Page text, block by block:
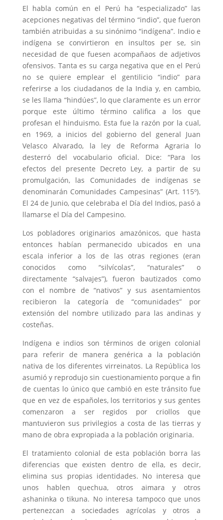
El habla común en el Perú ha “especializado” las
acepciones negativas del término “indio”, que fueron
también atribuidas a su sinónimo “indígena”. Indio e
indígena se convirtieron en insultos per se, sin
necesidad de que fuesen acompañaos de adjetivos
ofensivos. Tanta es su carga negativa que en el Perú
no se quiere emplear el gentilicio “indio” para
referirse a los ciudadanos de la India y, en cambio,
se les llama “hindúes”, lo que claramente es un error
porque este último término califica a los que
profesan el hinduismo. Esta fue la razón por la cual,
en 1969, a inicios del gobierno del general Juan
Velasco Alvarado, la ley de Reforma Agraria lo
desterró del vocabulario oficial. Dice: “Para los
efectos del presente Decreto Ley, a partir de su
promulgación, las Comunidades de indígenas se
denominarán Comunidades Campesinas” (Art. 115º).
El 24 de Junio, que celebraba el Día del Indios, pasó a
llamarse el Día del Campesino.
Los pobladores originarios amazónicos, que hasta
entonces habían permanecido ubicados en una
escala inferior a los de las otras regiones (eran
conocidos como “silvícolas”, “naturales” o
directamente “salvajes”), fueron bautizados como
con el nombre de “nativos” y sus asentamientos
recibieron la categoría de “comunidades” por
extensión del nombre utilizado para las andinas y
costeñas.
Indígena e indios son términos de origen colonial
para referir de manera genérica a la población
nativa de los diferentes virreinatos. La República los
asumió y reprodujo sin cuestionamiento porque a fin
de cuentas lo único que cambió en este tránsito fue
que en vez de españoles, los territorios y sus gentes
comenzaron a ser regidos por criollos que
mantuvieron sus privilegios a costa de las tierras y
mano de obra expropiada a la población originaria.
El tratamiento colonial de esta población borra las
diferencias que existen dentro de ella, es decir,
elimina sus propias identidades. No interesa que
unos hablen quechua, otros aimara y otros
ashaninka o tikuna. No interesa tampoco que unos
pertenezcan a sociedades agrícolas y otros a